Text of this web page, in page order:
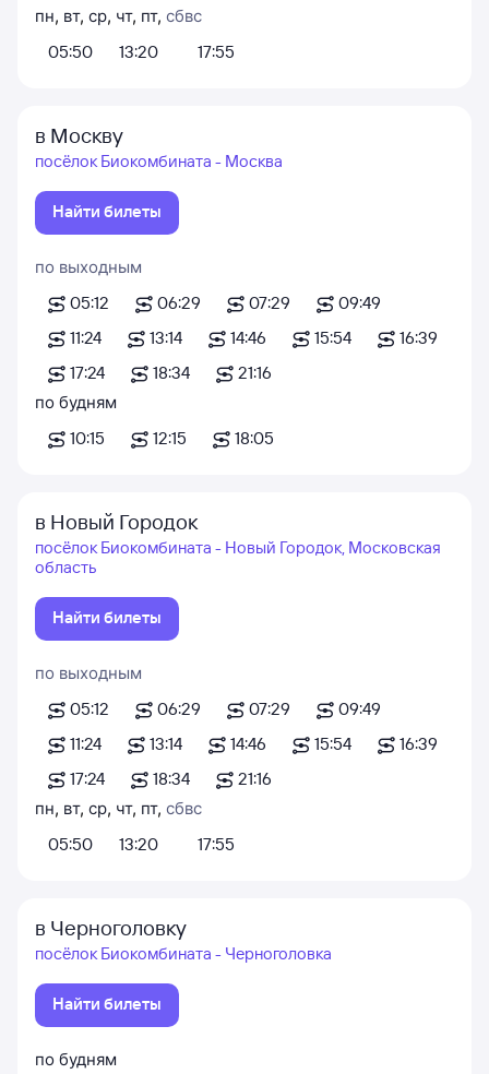
пн, вт, ср, чт, пт, сб
05:50
13:20
вс
17:55
в Москву
посёлок Биокомбината - Москва
Найти билеты
по выходным
05:12
06:29 07:29
09:49
11:24
13:14 14:46 15:54
16:39
17:24
18:34
21:16
по будням
10:15
12:15 18:05
в Новый Городок
посёлок Биокомбината - Новый Городок, Московская
область
Найти билеты
по выходным
05:12
06:29 07:29
09:49
11:24
13:14 14:46 15:54
16:39
17:24
18:34
21:16
пн, вт, ср, чт, пт, сб
05:50
13:20
вс
17:55
в Черноголовку
посёлок Биокомбината - Черноголовка
Найти билеты
по будням